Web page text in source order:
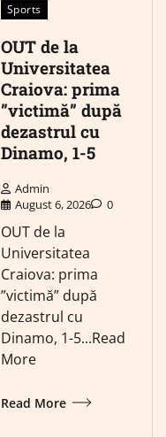
Sports
OUT de la
Universitatea
Craiova: prima
”victimă” după
dezastrul cu
Dinamo, 1-5
Admin
August 6, 2026
0
OUT de la
Universitatea
Craiova: prima
”victimă” după
dezastrul cu
Dinamo, 1-5...Read
More
Read More